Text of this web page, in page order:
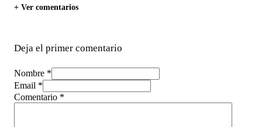
+ Ver comentarios
Deja el primer comentario
Nombre *
Email *
Comentario *